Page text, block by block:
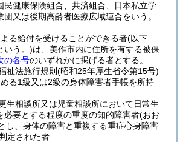
民健康保険組合、共済組合、日本私立学
又は後期高齢者医療広域連合をいう。
る給付を受けることができる者(以下
いう。)は、美作市内に住所を有する被保
の各号のいずれかに掲げる者とする。
祉法施行規則 (昭和25年厚生省令第15号)
る1級又は2級の身体障害者手帳を所持
生相談所又は児童相談所において日常生
必要とする程度の重度の知的障害者(おお
し、身体の障害と重複する重症心身障害
定された者